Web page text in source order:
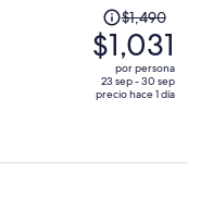
El
precio
era
de
$1,490
$1,490
$1,031
por persona
23 sep - 30 sep
precio hace 1 día